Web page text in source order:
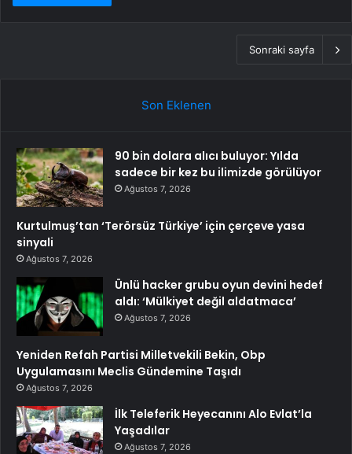
Sonraki sayfa
Son Eklenen
90 bin dolara alıcı buluyor: Yılda
sadece bir kez bu ilimizde görülüyor
Ağustos 7, 2026
Kurtulmuş’tan ‘Terörsüz Türkiye’ için çerçeve yasa
sinyali
Ağustos 7, 2026
Ünlü hacker grubu oyun devini hedef
aldı: ‘Mülkiyet değil aldatmaca’
Ağustos 7, 2026
Yeniden Refah Partisi Milletvekili Bekin, Obp
Uygulamasını Meclis Gündemine Taşıdı
Ağustos 7, 2026
İlk Teleferik Heyecanını Alo Evlat’la
Yaşadılar
Ağustos 7, 2026